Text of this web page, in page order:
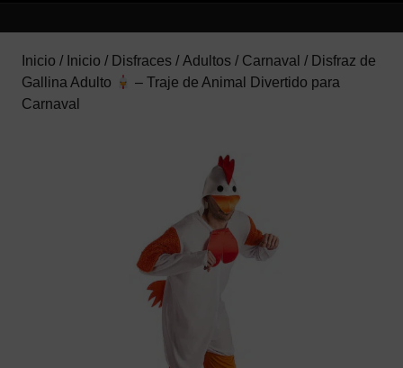
Inicio / Inicio / Disfraces / Adultos / Carnaval / Disfraz de
Gallina Adulto
– Traje de Animal Divertido para
Carnaval